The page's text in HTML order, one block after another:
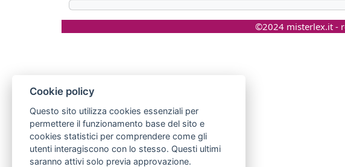
©2024 misterlex.it -
Cookie policy
Questo sito utilizza cookies essenziali per
permettere il funzionamento base del sito e
cookies statistici per comprendere come gli
utenti interagiscono con lo stesso. Questi ultimi
saranno attivi solo previa approvazione.